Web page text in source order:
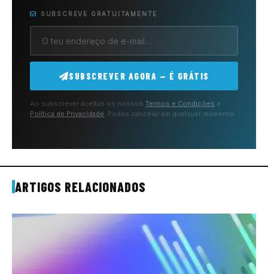
SUBSCREVE GRATUITAMENTE
SUBSCREVER AGORA — É GRÁTIS
Ao subscrever aceitas os nossos Termos e Condições e
Política de Privacidade. Podes cancelar em qualquer momento.
ARTIGOS RELACIONADOS